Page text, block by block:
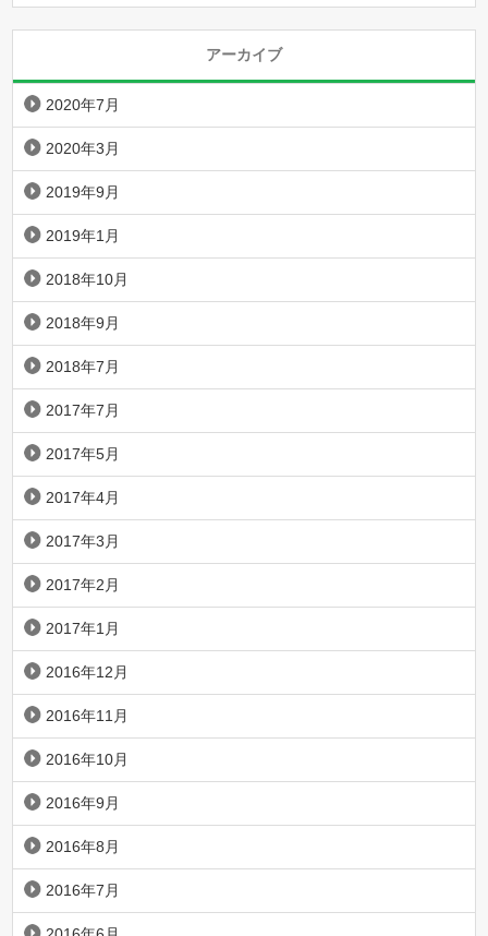
アーカイブ
2020年7月
2020年3月
2019年9月
2019年1月
2018年10月
2018年9月
2018年7月
2017年7月
2017年5月
2017年4月
2017年3月
2017年2月
2017年1月
2016年12月
2016年11月
2016年10月
2016年9月
2016年8月
2016年7月